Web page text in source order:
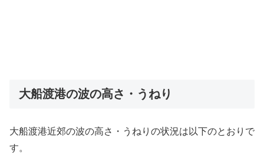
大船渡港の波の高さ・うねり
大船渡港近郊の波の高さ・うねりの状況は以下のとおりで
す。